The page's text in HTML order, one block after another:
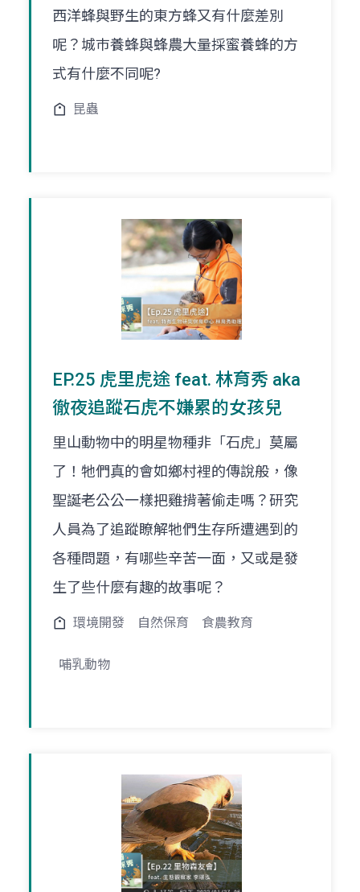
西洋蜂與野生的東方蜂又有什麼差別
呢？城巿養蜂與蜂農大量採蜜養蜂的方
式有什麼不同呢?
昆蟲
EP.25 虎里虎途 feat. 林育秀 aka
徹夜追蹤石虎不嫌累的女孩兒
里山動物中的明星物種非「石虎」莫屬
了！牠們真的會如鄉村裡的傳說般，像
聖誕老公公一樣把雞揹著偷走嗎？研究
人員為了追蹤瞭解牠們生存所遭遇到的
各種問題，有哪些辛苦一面，又或是發
生了些什麼有趣的故事呢？
環境開發 自然保育 食農教育
哺乳動物